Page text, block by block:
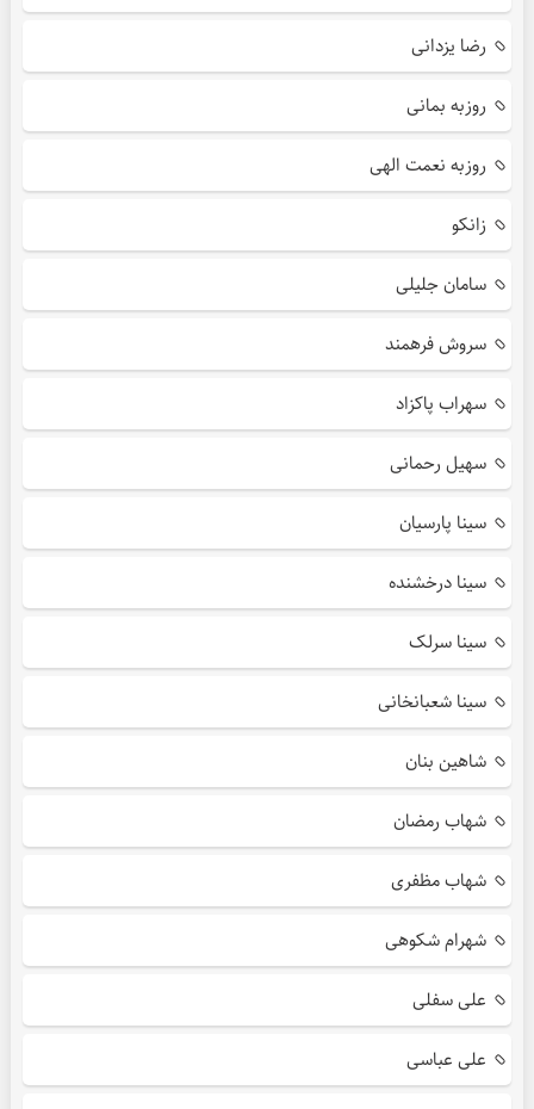
رضا یزدانی
روزبه بمانی
روزبه نعمت الهی
زانکو
سامان جلیلی
سروش فرهمند
سهراب پاکزاد
سهیل رحمانی
سینا پارسیان
سینا درخشنده
سینا سرلک
سینا شعبانخانی
شاهین بنان
شهاب رمضان
شهاب مظفری
شهرام شکوهی
علی سفلی
علی عباسی